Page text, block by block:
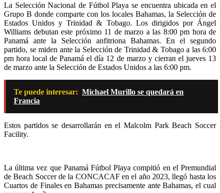
La Selección Nacional de Fútbol Playa se encuentra ubicada en el
Grupo B donde comparte con los locales Bahamas, la Selección de
Estados Unidos y Trinidad & Tobago. Los dirigidos por Ángel
Williams debutan este próximo 11 de marzo a las 8:00 pm hora de
Panamá ante la Selección anfitriona Bahamas. En el segundo
partido, se miden ante la Selección de Trinidad & Tobago a las 6:00
pm hora local de Panamá el día 12 de marzo y cierran el jueves 13
de marzo ante la Selección de Estados Unidos a las 6:00 pm.
Te puede interesar: Michael Murillo se quedará en
Francia
Estos partidos se desarrollarán en el Malcolm Park Beach Soccer
Facility.
La última vez que Panamá Fútbol Playa compitió en el Premundial
de Beach Soccer de la CONCACAF en el año 2023, llegó hasta los
Cuartos de Finales en Bahamas precisamente ante Bahamas, el cual